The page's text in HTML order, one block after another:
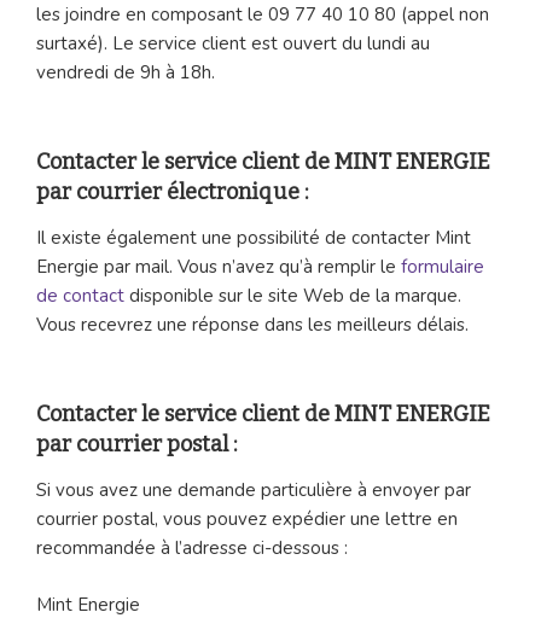
les joindre en composant le 09 77 40 10 80 (appel non
surtaxé). Le service client est ouvert du lundi au
vendredi de 9h à 18h.
Contacter le service client de MINT ENERGIE
par courrier électronique :
Il existe également une possibilité de contacter Mint
Energie par mail. Vous n’avez qu’à remplir le formulaire
de contact disponible sur le site Web de la marque.
Vous recevrez une réponse dans les meilleurs délais.
Contacter le service client de MINT ENERGIE
par courrier postal :
Si vous avez une demande particulière à envoyer par
courrier postal, vous pouvez expédier une lettre en
recommandée à l’adresse ci-dessous :
Mint Energie